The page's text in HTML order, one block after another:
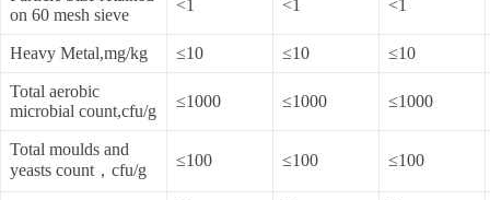
on 60 mesh sieve
<1 <1 <1
Heavy Metal,mg/kg ≤10 ≤10 ≤10
Total aerobic
microbial count,cfu/g
≤1000 ≤1000 ≤1000
Total moulds and
yeasts count，cfu/g
≤100 ≤100 ≤100